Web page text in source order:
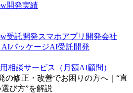
開発実績
受託開発スマホアプリ開発会社
AIパッケージAI受託開発
相談サービス（月額AI顧問）
の修正・改善でお困りの方へ｜“直
び方”を解説